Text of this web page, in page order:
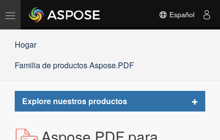
Alternar
navegación
Español
Hogar
Familia de productos Aspose.PDF
Explore nuestros productos
Toggle